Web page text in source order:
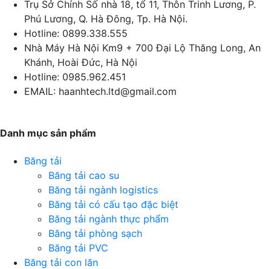
Trụ Sở Chính Số nhà 18, tổ 11, Thôn Trinh Lương, P.
Phú Lương, Q. Hà Đông, Tp. Hà Nội.
Hotline: 0899.338.555
Nhà Máy Hà Nội Km9 + 700 Đại Lộ Thăng Long, An
Khánh, Hoài Đức, Hà Nội
Hotline: 0985.962.451
EMAIL: haanhtech.ltd@gmail.com
Danh mục sản phẩm
Băng tải
Băng tải cao su
Băng tải ngành logistics
Băng tải có cấu tạo đặc biệt
Băng tải ngành thực phẩm
Băng tải phòng sạch
Băng tải PVC
Băng tải con lăn